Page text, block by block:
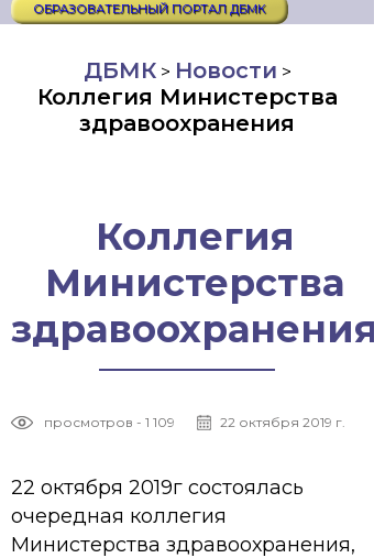
ОБРАЗОВАТЕЛЬНЫЙ ПОРТАЛ ДБМК
ДБМК> Новости >
Коллегия Министерства
здравоохранения
Коллегия
Министерства
здравоохранения
просмотров - 1 109 22 октября 2019 г.
22 октября 2019г состоялась
очередная коллегия
Министерства здравоохранения,